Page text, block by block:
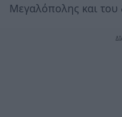
Μεγαλόπολης και